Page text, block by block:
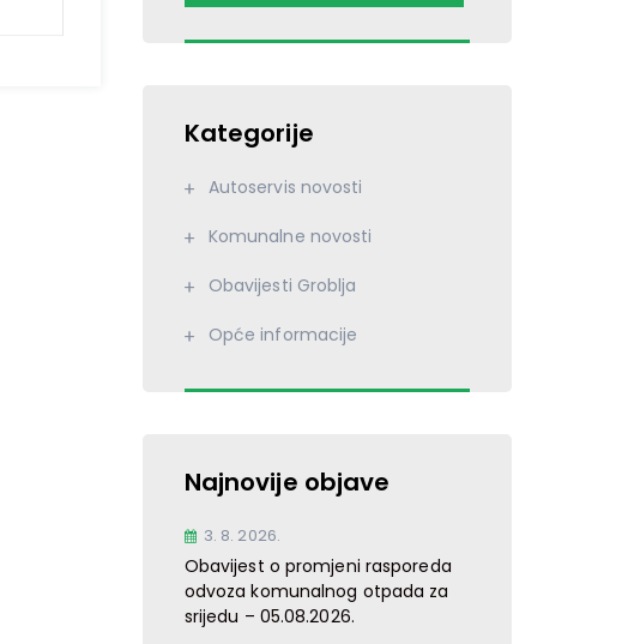
Kategorije
Autoservis novosti
Komunalne novosti
Obavijesti Groblja
Opće informacije
Najnovije objave
3. 8. 2026.
Obavijest o promjeni rasporeda
odvoza komunalnog otpada za
srijedu – 05.08.2026.